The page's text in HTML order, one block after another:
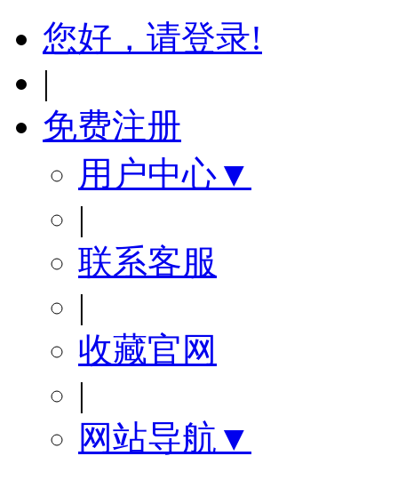
您好，请登录!
|
免费注册
用户中心▼
|
联系客服
|
收藏官网
|
网站导航▼